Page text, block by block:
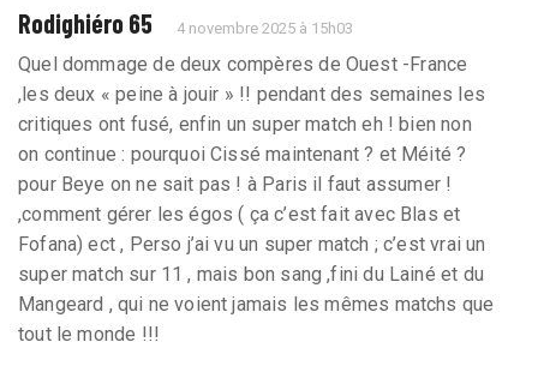
Rodighiéro 65 4 novembre 2025 à 15h03
Quel dommage de deux compères de Ouest -France
,les deux « peine à jouir » !! pendant des semaines les
critiques ont fusé, enfin un super match eh ! bien non
on continue : pourquoi Cissé maintenant ? et Méité ?
pour Beye on ne sait pas ! à Paris il faut assumer !
,comment gérer les égos ( ça c’est fait avec Blas et
Fofana) ect , Perso j’ai vu un super match ; c’est vrai un
super match sur 11 , mais bon sang ,fini du Lainé et du
Mangeard , qui ne voient jamais les mêmes matchs que
tout le monde !!!